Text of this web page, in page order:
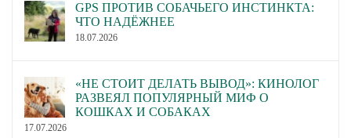
GPS ПРОТИВ СОБАЧЬЕГО ИНСТИНКТА:
ЧТО НАДЁЖНЕЕ
18.07.2026
«НЕ СТОИТ ДЕЛАТЬ ВЫВОД»: КИНОЛОГ
РАЗВЕЯЛ ПОПУЛЯРНЫЙ МИФ О
КОШКАХ И СОБАКАХ
17.07.2026